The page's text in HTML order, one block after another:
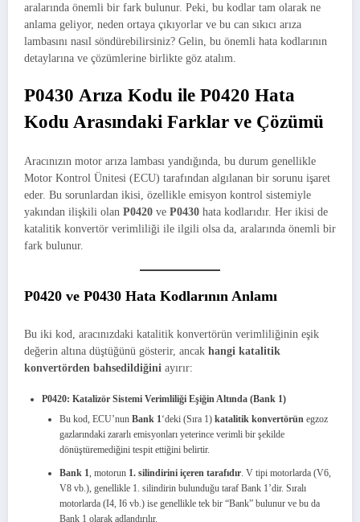
aralarında önemli bir fark bulunur. Peki, bu kodlar tam olarak ne
anlama geliyor, neden ortaya çıkıyorlar ve bu can sıkıcı arıza
lambasını nasıl söndürebilirsiniz? Gelin, bu önemli hata kodlarının
detaylarına ve çözümlerine birlikte göz atalım.
P0430 Arıza Kodu ile P0420 Hata
Kodu Arasındaki Farklar ve Çözümü
Aracınızın motor arıza lambası yandığında, bu durum genellikle
Motor Kontrol Ünitesi (ECU) tarafından algılanan bir sorunu işaret
eder. Bu sorunlardan ikisi, özellikle emisyon kontrol sistemiyle
yakından ilişkili olan P0420 ve P0430 hata kodlarıdır. Her ikisi de
katalitik konvertör verimliliği ile ilgili olsa da, aralarında önemli bir
fark bulunur.
P0420 ve P0430 Hata Kodlarının Anlamı
Bu iki kod, aracınızdaki katalitik konvertörün verimliliğinin eşik
değerin altına düştüğünü gösterir, ancak hangi katalitik
konvertörden bahsedildiğini ayırır:
P0420: Katalizör Sistemi Verimliliği Eşiğin Altında (Bank 1)
Bu kod, ECU’nun Bank 1‘deki (Sıra 1) katalitik konvertörün egzoz
gazlarındaki zararlı emisyonları yeterince verimli bir şekilde
dönüştüremediğini tespit ettiğini belirtir.
Bank 1, motorun 1. silindirini içeren tarafıdır. V tipi motorlarda (V6,
V8 vb.), genellikle 1. silindirin bulunduğu taraf Bank 1’dir. Sıralı
motorlarda (I4, I6 vb.) ise genellikle tek bir “Bank” bulunur ve bu da
Bank 1 olarak adlandırılır.